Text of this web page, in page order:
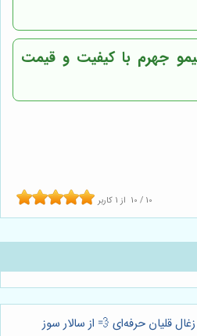
جهرم با کیفیت و قیمت
10 / 10 از 1 کاربر
قلیان حرفه‌ای 💨 از سالار سوز